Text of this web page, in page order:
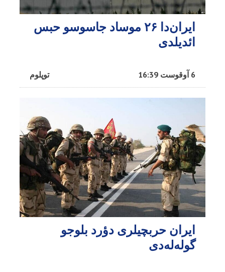
ایران‌دا ۲۶ موساد جاسوسو حبس
ائدیلدی
توپلوم 6 آوقوست 16:39
ایران حربچیلری دؤرد بلوجو
گوله‌له‌دی